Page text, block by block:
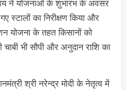
ने योजनाओं के शुभारंभ के अवसर
गए स्टालों का निरीक्षण किया और
योजना के तहत किसानों को
भी सौपी और अनुदान राशि का
श्री नरेन्द्र मोदी के नेतृत्व में